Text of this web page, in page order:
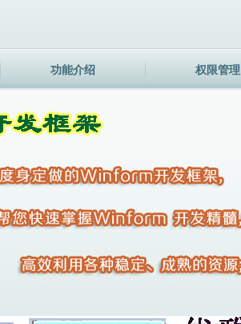
功能介绍 权限管理